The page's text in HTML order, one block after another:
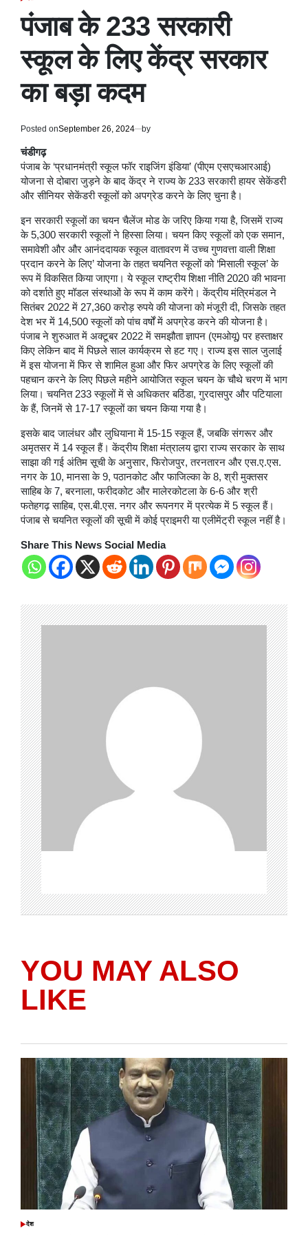
पंजाब के 233 सरकारी
स्कूल के लिए केंद्र सरकार
का बड़ा कदम
Posted onSeptember 26, 2024 by
चंडीगढ़
पंजाब के ‘प्रधानमंत्री स्कूल फॉर राइजिंग इंडिया’ (पीएम एसएचआरआई)
योजना से दोबारा जुड़ने के बाद केंद्र ने राज्य के 233 सरकारी हायर सेकेंडरी
और सीनियर सेकेंडरी स्कूलों को अपग्रेड करने के लिए चुना है।
इन सरकारी स्कूलों का चयन चैलेंज मोड के जरिए किया गया है, जिसमें राज्य
के 5,300 सरकारी स्कूलों ने हिस्सा लिया। चयन किए स्कूलों को एक समान,
समावेशी और और आनंददायक स्कूल वातावरण में उच्च गुणवत्ता वाली शिक्षा
प्रदान करने के लिए’ योजना के तहत चयनित स्कूलों को ‘मिसाली स्कूल’ के
रूप में विकसित किया जाएगा। ये स्कूल राष्ट्रीय शिक्षा नीति 2020 की भावना
को दर्शाते हुए मॉडल संस्थाओं के रूप में काम करेंगे। केंद्रीय मंत्रिमंडल ने
सितंबर 2022 में 27,360 करोड़ रुपये की योजना को मंजूरी दी, जिसके तहत
देश भर में 14,500 स्कूलों को पांच वर्षों में अपग्रेड करने की योजना है।
पंजाब ने शुरुआत में अक्टूबर 2022 में समझौता ज्ञापन (एमओयू) पर हस्ताक्षर
किए लेकिन बाद में पिछले साल कार्यक्रम से हट गए। राज्य इस साल जुलाई
में इस योजना में फिर से शामिल हुआ और फिर अपग्रेड के लिए स्कूलों की
पहचान करने के लिए पिछले महीने आयोजित स्कूल चयन के चौथे चरण में भाग
लिया। चयनित 233 स्कूलों में से अधिकतर बठिंडा, गुरदासपुर और पटियाला
के हैं, जिनमें से 17-17 स्कूलों का चयन किया गया है।
इसके बाद जालंधर और लुधियाना में 15-15 स्कूल हैं, जबकि संगरूर और
अमृतसर में 14 स्कूल हैं। केंद्रीय शिक्षा मंत्रालय द्वारा राज्य सरकार के साथ
साझा की गई अंतिम सूची के अनुसार, फिरोजपुर, तरनतारन और एस.ए.एस.
नगर के 10, मानसा के 9, पठानकोट और फाजिल्का के 8, श्री मुक्तसर
साहिब के 7, बरनाला, फरीदकोट और मालेरकोटला के 6-6 और श्री
फतेहगढ़ साहिब, एस.बी.एस. नगर और रूपनगर में प्रत्येक में 5 स्कूल हैं।
पंजाब से चयनित स्कूलों की सूची में कोई प्राइमरी या एलीमेंट्री स्कूल नहीं है।
Share This News Social Media
YOU MAY ALSO
LIKE
POSTED
देश